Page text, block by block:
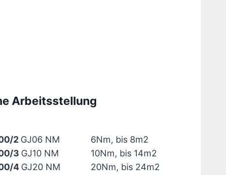
Arbeitsstellung
2 GJ06 NM
3 GJ10 NM
4 GJ20 NM
6Nm, bis 8m2
10Nm, bis 14m2
20Nm, bis 24m2